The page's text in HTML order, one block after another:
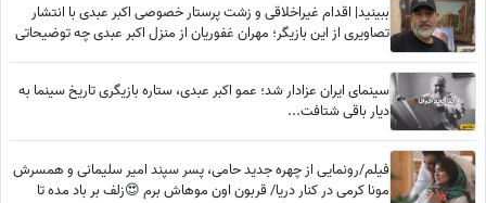
ببینید| اقدام غیراخلاقی و زشت پرستار خصوصی اکبر عبدی با انتشار
تصاویری از این بازیگر؛ مهران غفوریان از منزل اکبر عبدی چه توضیحاتی
سینمای ایران عزادار شد؛ عمو اکبر عبدی، ستاره بازیگری تاریخ سینما به
دیار باقی شتافت...
فیلم/رونمایی از چهره جدید حامی، پسر سپند امیر سلیمانی و همسرش
مونا کرمی در کنار دریا/ قربون اون موهاش برم 😍زلف بر باد مده تا